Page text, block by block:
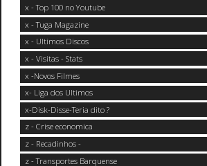
x - Top 100 no Youtube
x - Tuga Magazine
x - Ultimos Discos
x - Visitas - Stats
x -Novos Filmes
x- Liga dos Ultimos
x-Disk-Disse-Teria dito ?
z - Crise economica
z - Recadinhos -
z - Transportes Barquense